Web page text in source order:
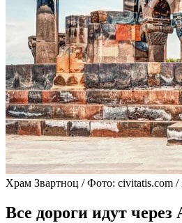
Храм Звартноц / Фото: civitatis.com /
Все дороги идут